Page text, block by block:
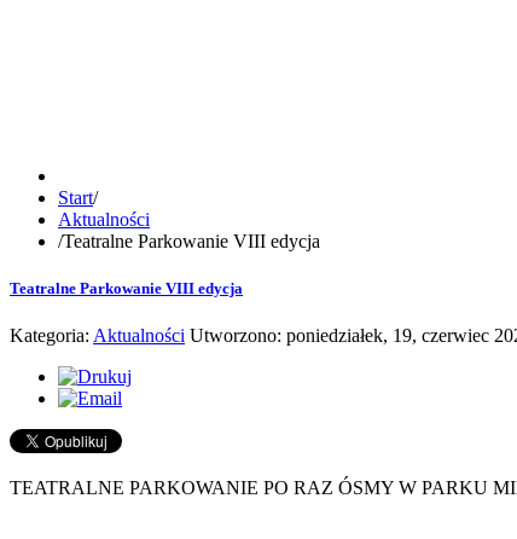
Start/
Aktualności
/Teatralne Parkowanie VIII edycja
Teatralne Parkowanie VIII edycja
Kategoria: Aktualności Utworzono: poniedziałek, 19, czerwiec
TEATRALNE PARKOWANIE PO RAZ ÓSMY W PARKU